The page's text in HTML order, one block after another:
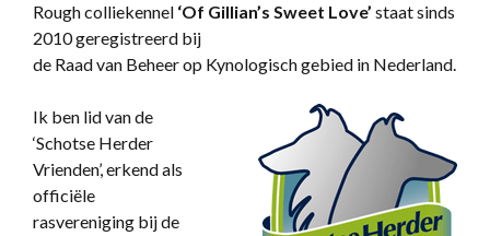
Rough colliekennel ‘Of Gillian’s Sweet Love’ staat sinds
2010 geregistreerd bij
de Raad van Beheer op Kynologisch gebied in Nederland.
Ik ben lid van de
‘Schotse Herder
Vrienden’, erkend als
officiële
rasvereniging bij de